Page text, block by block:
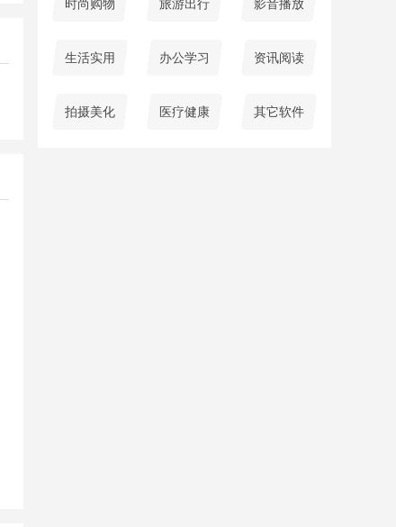
时尚购物 旅游出行 影音播放
生活实用 办公学习 资讯阅读
拍摄美化 医疗健康 其它软件